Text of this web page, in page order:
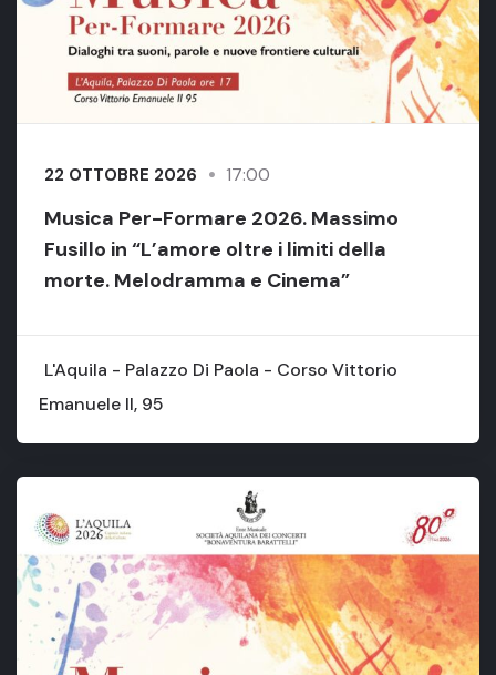
22 OTTOBRE 2026 17:00
Musica Per-Formare 2026. Massimo
Fusillo in “L’amore oltre i limiti della
morte. Melodramma e Cinema”
L'Aquila - Palazzo Di Paola - Corso Vittorio
Emanuele II, 95